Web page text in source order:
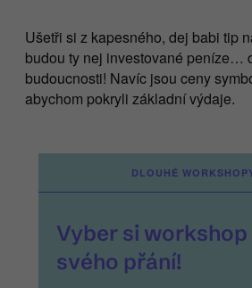
Ušetři si z kapesného, dej babi tip
budou ty nej investované peníze…
budoucnosti! Navíc jsou ceny
abychom pokryli základní výdaje.
DLOUHÉ
Vyber si workshop
svého přání!